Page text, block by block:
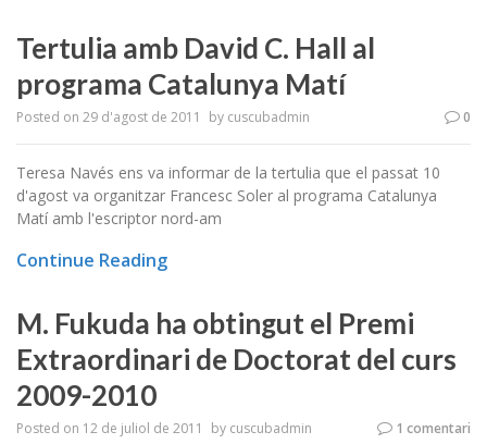
Tertulia amb David C. Hall al
programa Catalunya Matí
Posted on 29 d'agost de 2011 by cuscubadmin 0
Teresa Navés ens va informar de la tertulia que el passat 10
d'agost va organitzar Francesc Soler al programa Catalunya
Matí amb l'escriptor nord-am
Continue Reading
M. Fukuda ha obtingut el Premi
Extraordinari de Doctorat del curs
2009-2010
Posted on 12 de juliol de 2011 by cuscubadmin 1 comentari